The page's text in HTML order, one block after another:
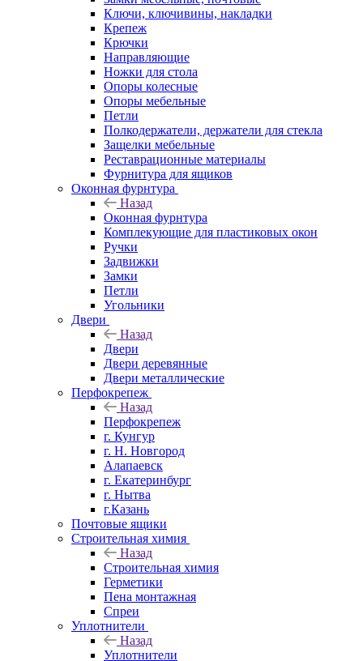
Ключи, ключивины, накладки
Крепеж
Крючки
Направляющие
Ножки для стола
Опоры колесные
Опоры мебельные
Петли
Полкодержатели, держатели для стекла
Защелки мебельные
Реставрационные материалы
Фурнитура для ящиков
Оконная фурнтура
Назад
Оконная фурнтура
Комплекующие для пластиковых окон
Ручки
Задвижки
Замки
Петли
Угольники
Двери
Назад
Двери
Двери деревянные
Двери металлические
Перфокрепеж
Назад
Перфокрепеж
г. Кунгур
г. Н. Новгород
Алапаевск
г. Екатеринбург
г. Нытва
г.Казань
Почтовые ящики
Строительная химия
Назад
Строительная химия
Герметики
Пена монтажная
Спреи
Уплотнители
Назад
Уплотнители